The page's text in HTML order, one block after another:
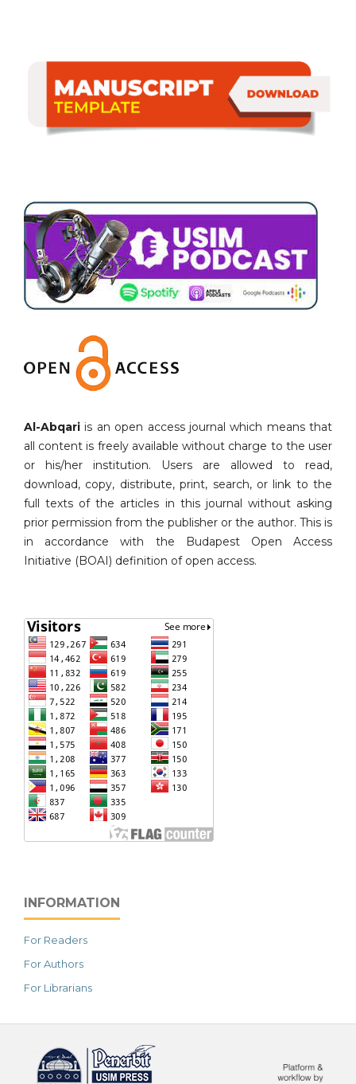
Al-Abqari is an open access journal which means that
all content is freely available without charge to the user
or his/her institution. Users are allowed to read,
download, copy, distribute, print, search, or link to the
full texts of the articles in this journal without asking
prior permission from the publisher or the author. This is
in accordance with the Budapest Open Access
Initiative (BOAI) definition of open access.
INFORMATION
For Readers
For Authors
For Librarians